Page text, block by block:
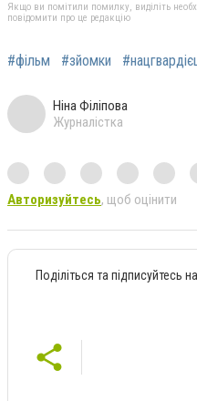
Якщо ви помітили помилку, виділіть
повідомити про це редакцію
#фільм #зйомки
Ніна Філіпова
Журналістка
Авторизуйтесь, щоб оцінити
Поділіться та підписуйтесь